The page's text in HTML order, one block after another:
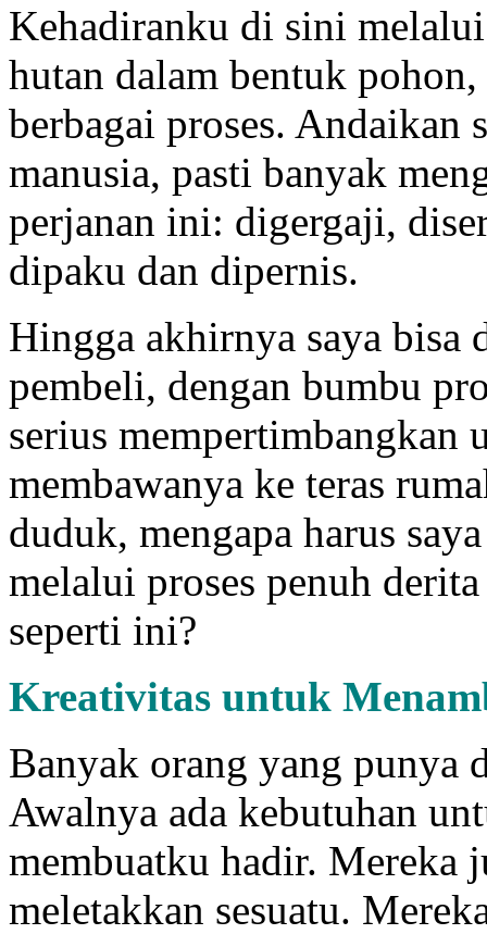
Kehadiranku di sini
hutan dalam bentuk
berbagai proses. Andaikan
manusia, pasti banyak
perjanan ini: digergaji,
dipaku dan dipernis.
Hingga akhirnya saya bisa
pembeli, dengan bumbu
serius mempertimbangkan
membawanya ke teras
duduk, mengapa harus
melalui proses penuh
seperti ini?
Kreativitas untuk M
Banyak orang yang punya
Awalnya ada kebutuhan
membuatku hadir. Mereka
meletakkan sesuatu.